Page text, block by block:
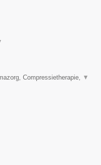
Compressietherapie, ▼